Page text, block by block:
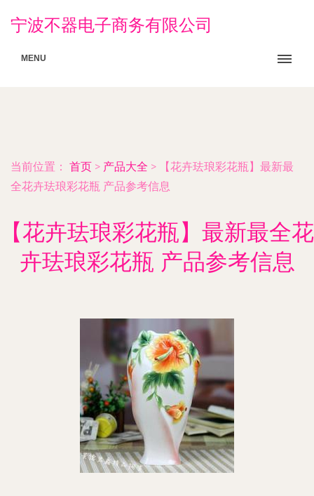
宁波不器电子商务有限公司
MENU
当前位置： 首页 > 产品大全 >
【花卉珐琅彩花瓶】最新最
全花卉珐琅彩花瓶 产品参考信息
【花卉珐琅彩花瓶】最新最全花
卉珐琅彩花瓶 产品参考信息